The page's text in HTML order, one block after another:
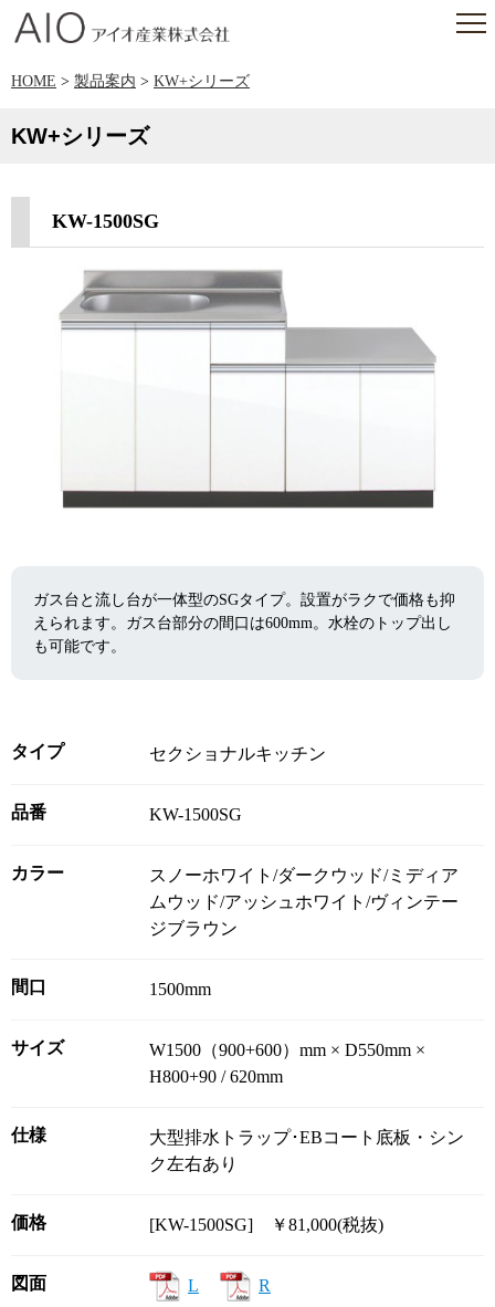
HOME > 製品案内 > KW+シリーズ
KW+シリーズ
KW-1500SG
ガス台と流し台が一体型のSGタイプ。設置がラクで価格も抑
えられます。ガス台部分の間口は600mm。水栓のトップ出し
も可能です。
タイプ セクショナルキッチン
品番 KW-1500SG
カラー
スノーホワイト/ダークウッド/ミディア
ムウッド/アッシュホワイト/ヴィンテー
ジブラウン
間口 1500mm
サイズ
W1500（900+600）mm × D550mm ×
H800+90 / 620mm
仕様
大型排水トラップ･EBコート底板・シン
ク左右あり
価格 [KW-1500SG] ￥81,000(税抜)
図面 L R